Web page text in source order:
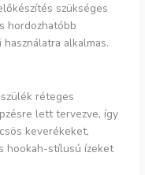
szükséges
hordozhatóbb
alkalmas.
réteges
lett tervezve, így
keverékeket,
hookah-stílusú ízeket